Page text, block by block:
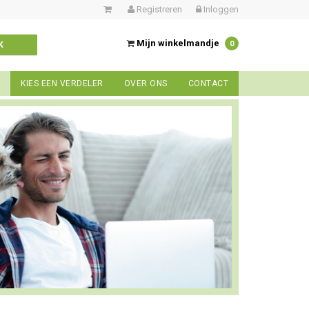
Registreren Inloggen
Mijn winkelmandje 0
CONTACT
OVER ONS
KIES EEN VERDELER